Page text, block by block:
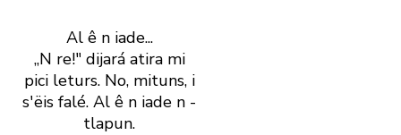
Al ê n iade...
„N re!" dijará atira mi
pici leturs. No, mituns, i
s' ëis falé. Al ê n iade n ­
tlapun.